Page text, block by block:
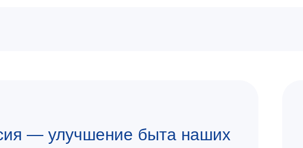
— улучшение быта наших